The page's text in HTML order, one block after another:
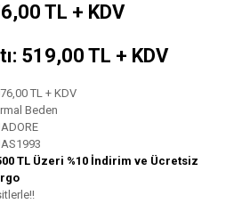
TL + KDV
519,00 TL + KDV
TL + KDV
Beden
TL Üzeri %10 İndirim ve Ücretsiz